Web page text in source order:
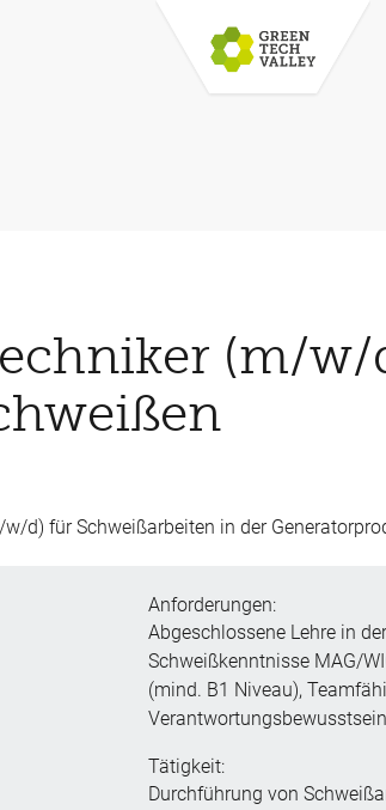
(m/w/
d) für Schweißarbeiten in der
Anforderungen:
Abgeschlossene Lehre in
Schweißkenntnisse MAG/
(mind. B1 Niveau),
Tätigkeit:
Durchführung von